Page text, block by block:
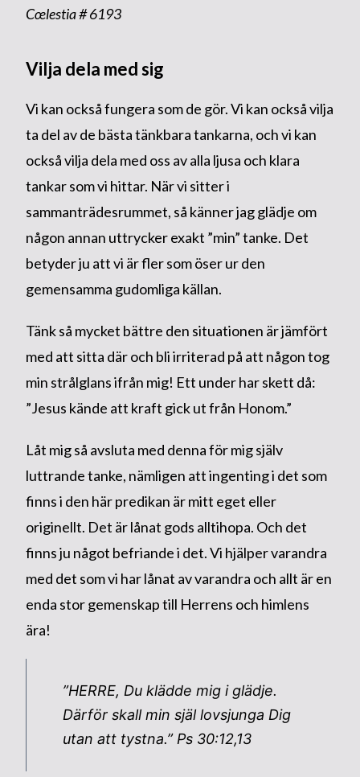
Cœlestia #6193
Vilja dela med sig
Vi kan också fungera som de gör. Vi kan också vilja
ta del av de bästa tänkbara tankarna, och vi kan
också vilja dela med oss av alla ljusa och klara
tankar som vi hittar. När vi sitter i
sammanträdesrummet, så känner jag glädje om
någon annan uttrycker exakt ”min” tanke. Det
betyder ju att vi är fler som öser ur den
gemensamma gudomliga källan.
Tänk så mycket bättre den situationen är jämfört
med att sitta där och bli irriterad på att någon tog
min strålglans ifrån mig! Ett under har skett då:
”Jesus kände att kraft gick ut från Honom.”
Låt mig så avsluta med denna för mig själv
luttrande tanke, nämligen att ingenting i det som
finns i den här predikan är mitt eget eller
originellt. Det är lånat gods alltihopa. Och det
finns ju något befriande i det. Vi hjälper varandra
med det som vi har lånat av varandra och allt är en
enda stor gemenskap till Herrens och himlens
ära!
”HERRE, Du klädde mig i glädje.
Därför skall min själ lovsjunga Dig
utan att tystna.” Ps 30:12,13